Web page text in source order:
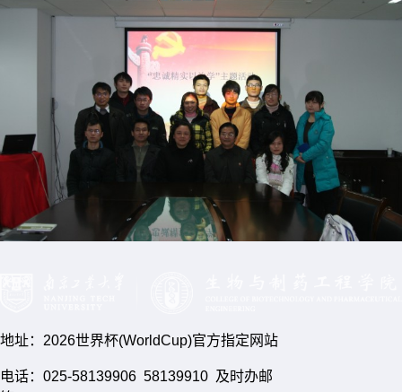
地址：2026世界杯(WorldCup)官方指定网站
电话：025-58139906 58139910 及时办邮